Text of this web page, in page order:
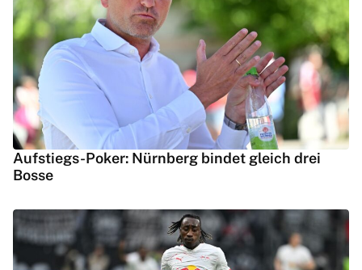
Aufstiegs-Poker: Nürnberg bindet gleich drei
Bosse